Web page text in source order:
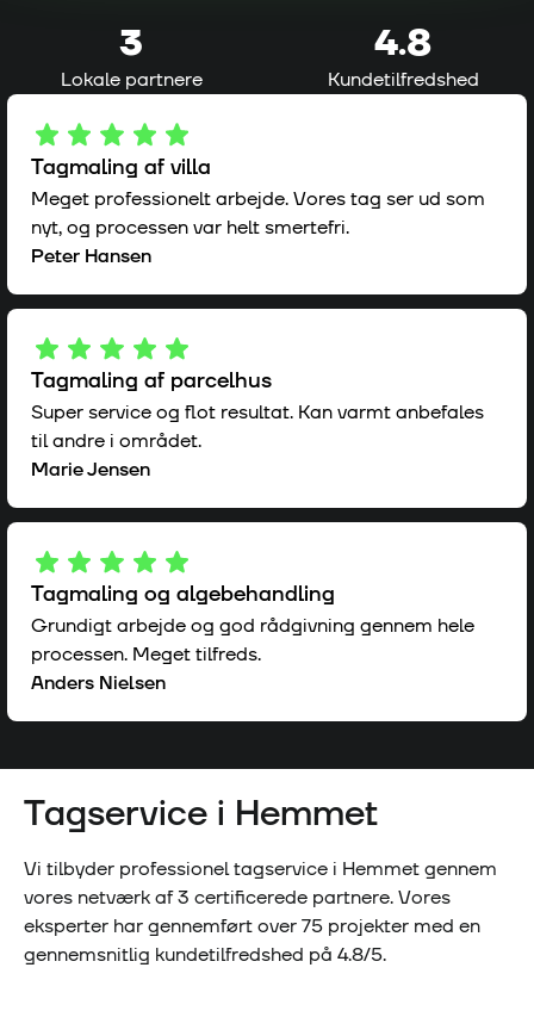
3
Lokale partnere
4.8
Kundetilfredshed
Tagmaling af villa
Meget professionelt arbejde. Vores tag ser ud som
nyt, og processen var helt smertefri.
Peter Hansen
Tagmaling af parcelhus
Super service og flot resultat. Kan varmt anbefales
til andre i området.
Marie Jensen
Tagmaling og algebehandling
Grundigt arbejde og god rådgivning gennem hele
processen. Meget tilfreds.
Anders Nielsen
Tagservice i Hemmet
Vi tilbyder professionel tagservice i Hemmetgennem
vores netværk af3 certificerede partnere. Vores
eksperter har gennemført over75 projekter med en
gennemsnitlig kundetilfredshed på 4.8/5.